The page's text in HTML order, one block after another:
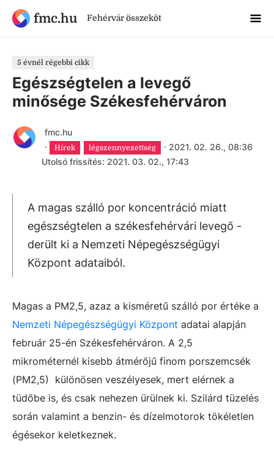
fmc.hu Fehérvár összeköt
5 évnél régebbi cikk
Egészségtelen a levegő
minősége Székesfehérváron
fmc.hu
·
Hírek légszennyezettség · 2021. 02. 26., 08:36
Utolsó frissítés: 2021. 03. 02., 17:43
A magas szálló por koncentráció miatt
egészségtelen a székesfehérvári levegő -
derült ki a Nemzeti Népegészségügyi
Központ adataiból.
Magas a PM2,5, azaz a kisméretű szálló por értéke a
Nemzeti Népegészségügyi Központ adatai alapján
február 25-én Székesfehérváron. A 2,5
mikrométernél kisebb átmérőjű finom porszemcsék
(PM2,5) különösen veszélyesek, mert elérnek a
tüdőbe is, és csak nehezen ürülnek ki. Szilárd tüzelés
során valamint a benzin- és dízelmotorok tökéletlen
égésekor keletkeznek.